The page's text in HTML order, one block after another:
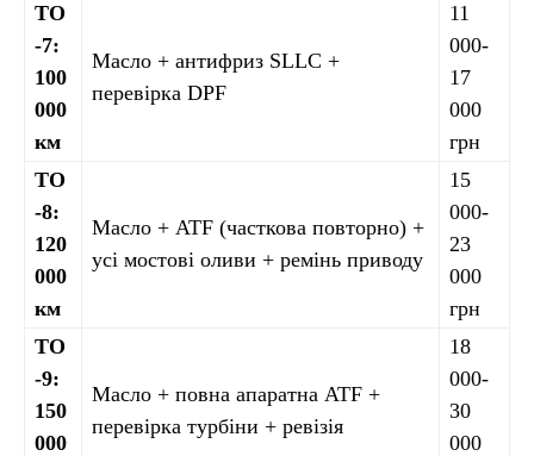
ТО
-7:
100
000
км
Масло + антифриз SLLC +
перевірка DPF
11
000-
17
000
грн
ТО
-8:
120
000
км
Масло + ATF (часткова повторно) +
усі мостові оливи + ремінь приводу
15
000-
23
000
грн
ТО
-9:
150
000
Масло + повна апаратна ATF +
перевірка турбіни + ревізія
18
000-
30
000